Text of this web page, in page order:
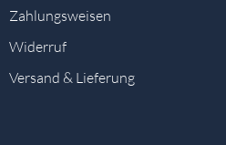
Zahlungsweisen
Widerruf
Versand & Lieferung